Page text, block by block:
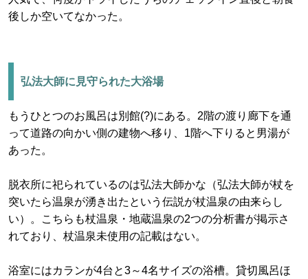
後しか空いてなかった。
弘法大師に見守られた大浴場
もうひとつのお風呂は別館(?)にある。2階の渡り廊下を通
って道路の向かい側の建物へ移り、1階へ下りると男湯が
あった。
脱衣所に祀られているのは弘法大師かな（弘法大師が杖を
突いたら温泉が湧き出たという伝説が杖温泉の由来らし
い）。こちらも杖温泉・地蔵温泉の2つの分析書が掲示さ
れており、杖温泉未使用の記載はない。
浴室にはカランが4台と3～4名サイズの浴槽。貸切風呂ほ